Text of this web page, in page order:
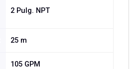
2 Pulg. NPT
25 m
105 GPM